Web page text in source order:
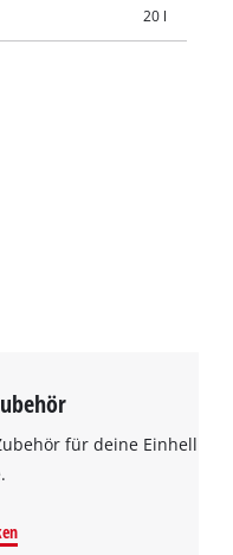
20 l
für deine Einhell